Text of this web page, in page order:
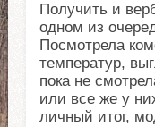
Получить и
одном из
Посмотрела
температур,
пока не
или все же у
личный итог,